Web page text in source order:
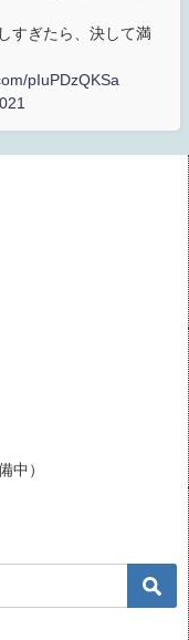
すぎたら、決して満
pIuPDzQKSa
中）